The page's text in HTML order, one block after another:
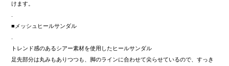
けます。
■メッシュヒールサンダル
トレンド感のあるシアー素材を使用したヒールサンダル
足先部分は丸みもありつつも、脚のラインに合わせて尖らせているので、すっき